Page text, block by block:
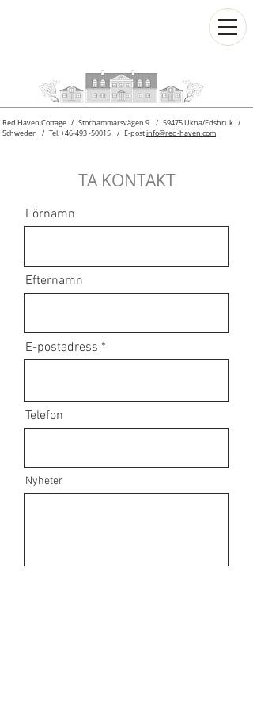
Red Haven Cottage / Storhammarsvägen 9 / 59475 Ukna/Edsbruk /
Schweden / Tel.+46-493 -50015 / E-postinfo@red-haven.com
TA KONTAKT
Förnamn
Efternamn
E-postadress
Telefon
Nyheter